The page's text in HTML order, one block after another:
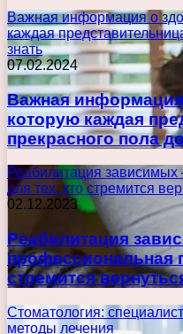
Важная информация о
каждая
знать
07.02.2024
Важная
которую каждая
прекрасного пола
Реабилитация
для тех, кто стремится
02.12.2023
Реабилитация
профессиональная
стремится
Стоматология:
методы лечения